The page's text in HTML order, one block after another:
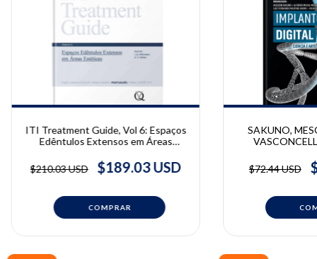
ITI Treatment Guide, Vol 6: Espaços
Edêntulos Extensos em Áreas
$210.03 USD
$189.03 USD
SAKUNO,
Arte | Adilson
Mesquita, Luiz
$72.44 USD